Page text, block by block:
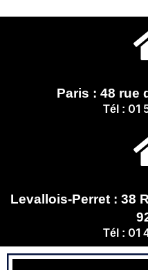
Paris : 48 rue
Tél : 01
Levallois-Perret : 38
Tél : 01